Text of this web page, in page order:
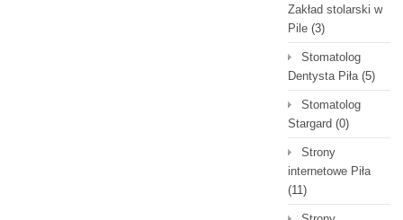
Zakład stolarski w
Pile (3)
Stomatolog
Dentysta Piła(5)
Stomatolog
Stargard (0)
Strony
internetowe Piła
(11)